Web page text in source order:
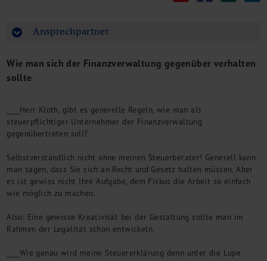
Restrukturierung
Management Consulting
Internationalisierung
Unternehmensgründung
Finanz- und Lohnbuchhaltung
Wirtschaftsprüfung
Steuerberatung
Rechtsberatung
M&A Deutschland/China
Unternehmensfinanzierung
Industrielle Dienstleistungen
Inbound Investments
Team
Ansprechpartner
Wie man sich der Finanzverwaltung gegenüber verhalten
sollte
____Herr Kloth, gibt es generelle Regeln, wie man als
steuerpflichtiger Unternehmer der Finanzverwaltung
gegenübertreten soll?
Selbstverständlich nicht ohne meinen Steuerberater! Generell kann
man sagen, dass Sie sich an Recht und Gesetz halten müssen. Aber
es ist gewiss nicht Ihre Aufgabe, dem Fiskus die Arbeit so einfach
wie möglich zu machen.
Also: Eine gewisse Kreativität bei der Gestaltung sollte man im
Rahmen der Legalität schon entwickeln.
____Wie genau wird meine Steuererklärung denn unter die Lupe